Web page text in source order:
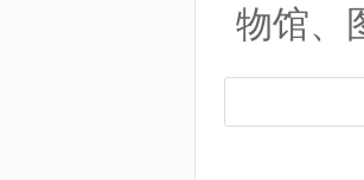
物馆、